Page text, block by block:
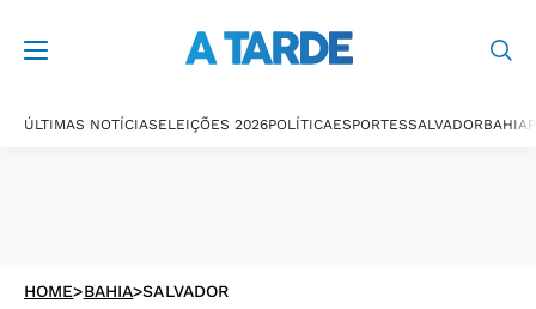
ÚLTIMAS NOTÍCIASELEIÇÕES 2026POLÍTICAESPORTESSALVADORBAHIA
HOME>BAHIA>SALVADOR